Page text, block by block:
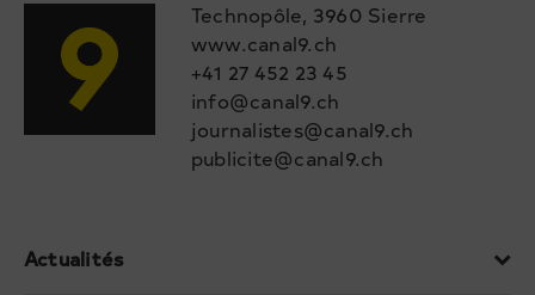
Technopôle, 3960 Sierre
www.canal9.ch
+41 27 452 23 45
info@canal9.ch
journalistes@canal9.ch
publicite@canal9.ch
Actualités